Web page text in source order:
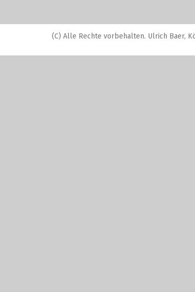
(C) Alle Rechte vorbehalten. Ulrich Baer,